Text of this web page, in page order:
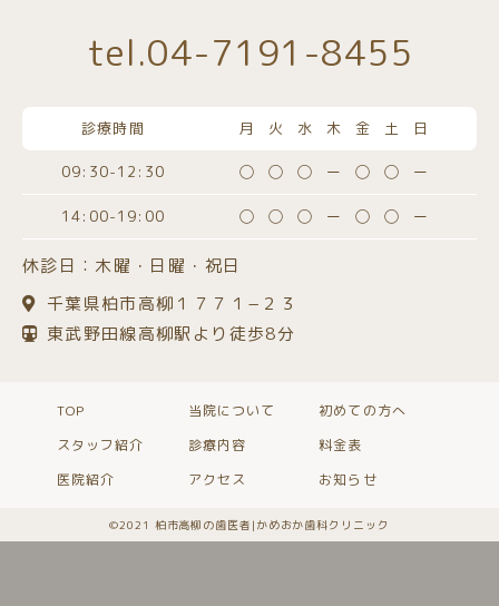
tel.04-7191-8455
診療時間 月火水木金土日
09:30-12:30 ◯◯◯ー◯◯ー
14:00-19:00 ◯◯◯ー◯◯ー
休診日：木曜・日曜・祝日
千葉県柏市高柳１７７１−２３
東武野田線高柳駅より徒歩8分
TOP 当院について
初めての方へ
スタッフ紹介
診療内容
料金表
医院紹介
アクセス お知らせ
©️2021 柏市高柳の歯医者|かめおか歯科クリニック